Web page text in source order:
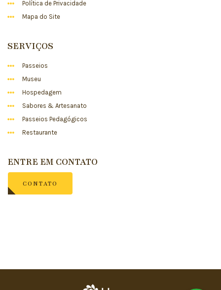
Política de Privacidade
Mapa do Site
SERVIÇOS
Passeios
Museu
Hospedagem
Sabores & Artesanato
Passeios Pedagógicos
Restaurante
ENTRE EM CONTATO
CONTATO